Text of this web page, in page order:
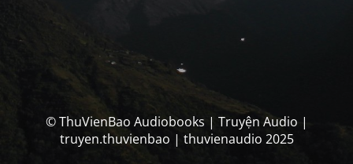
© ThuVienBao Audiobooks | Truyện Audio |
truyen.thuvienbao | thuvienaudio 2025